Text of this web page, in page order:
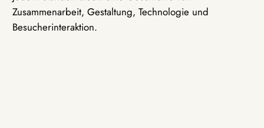
Zusammenarbeit, Gestaltung, Technologie und
Besucherinteraktion.